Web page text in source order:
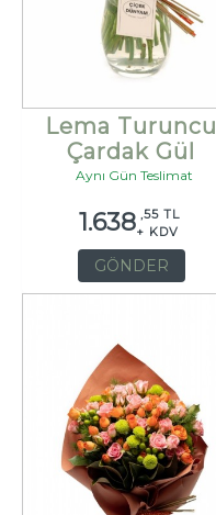
Lema Turuncu
Çardak Gül
Aynı Gün Teslimat
1.638 ,55 TL
+ KDV
GÖNDER